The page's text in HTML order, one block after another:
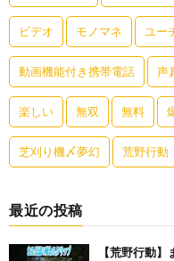
ビデオ モノマネ ユー
動画機能付き携帯電話 声
楽しい 無双 無料
芝刈り機〆夢幻 荒野行動
最近の投稿
【荒野行動